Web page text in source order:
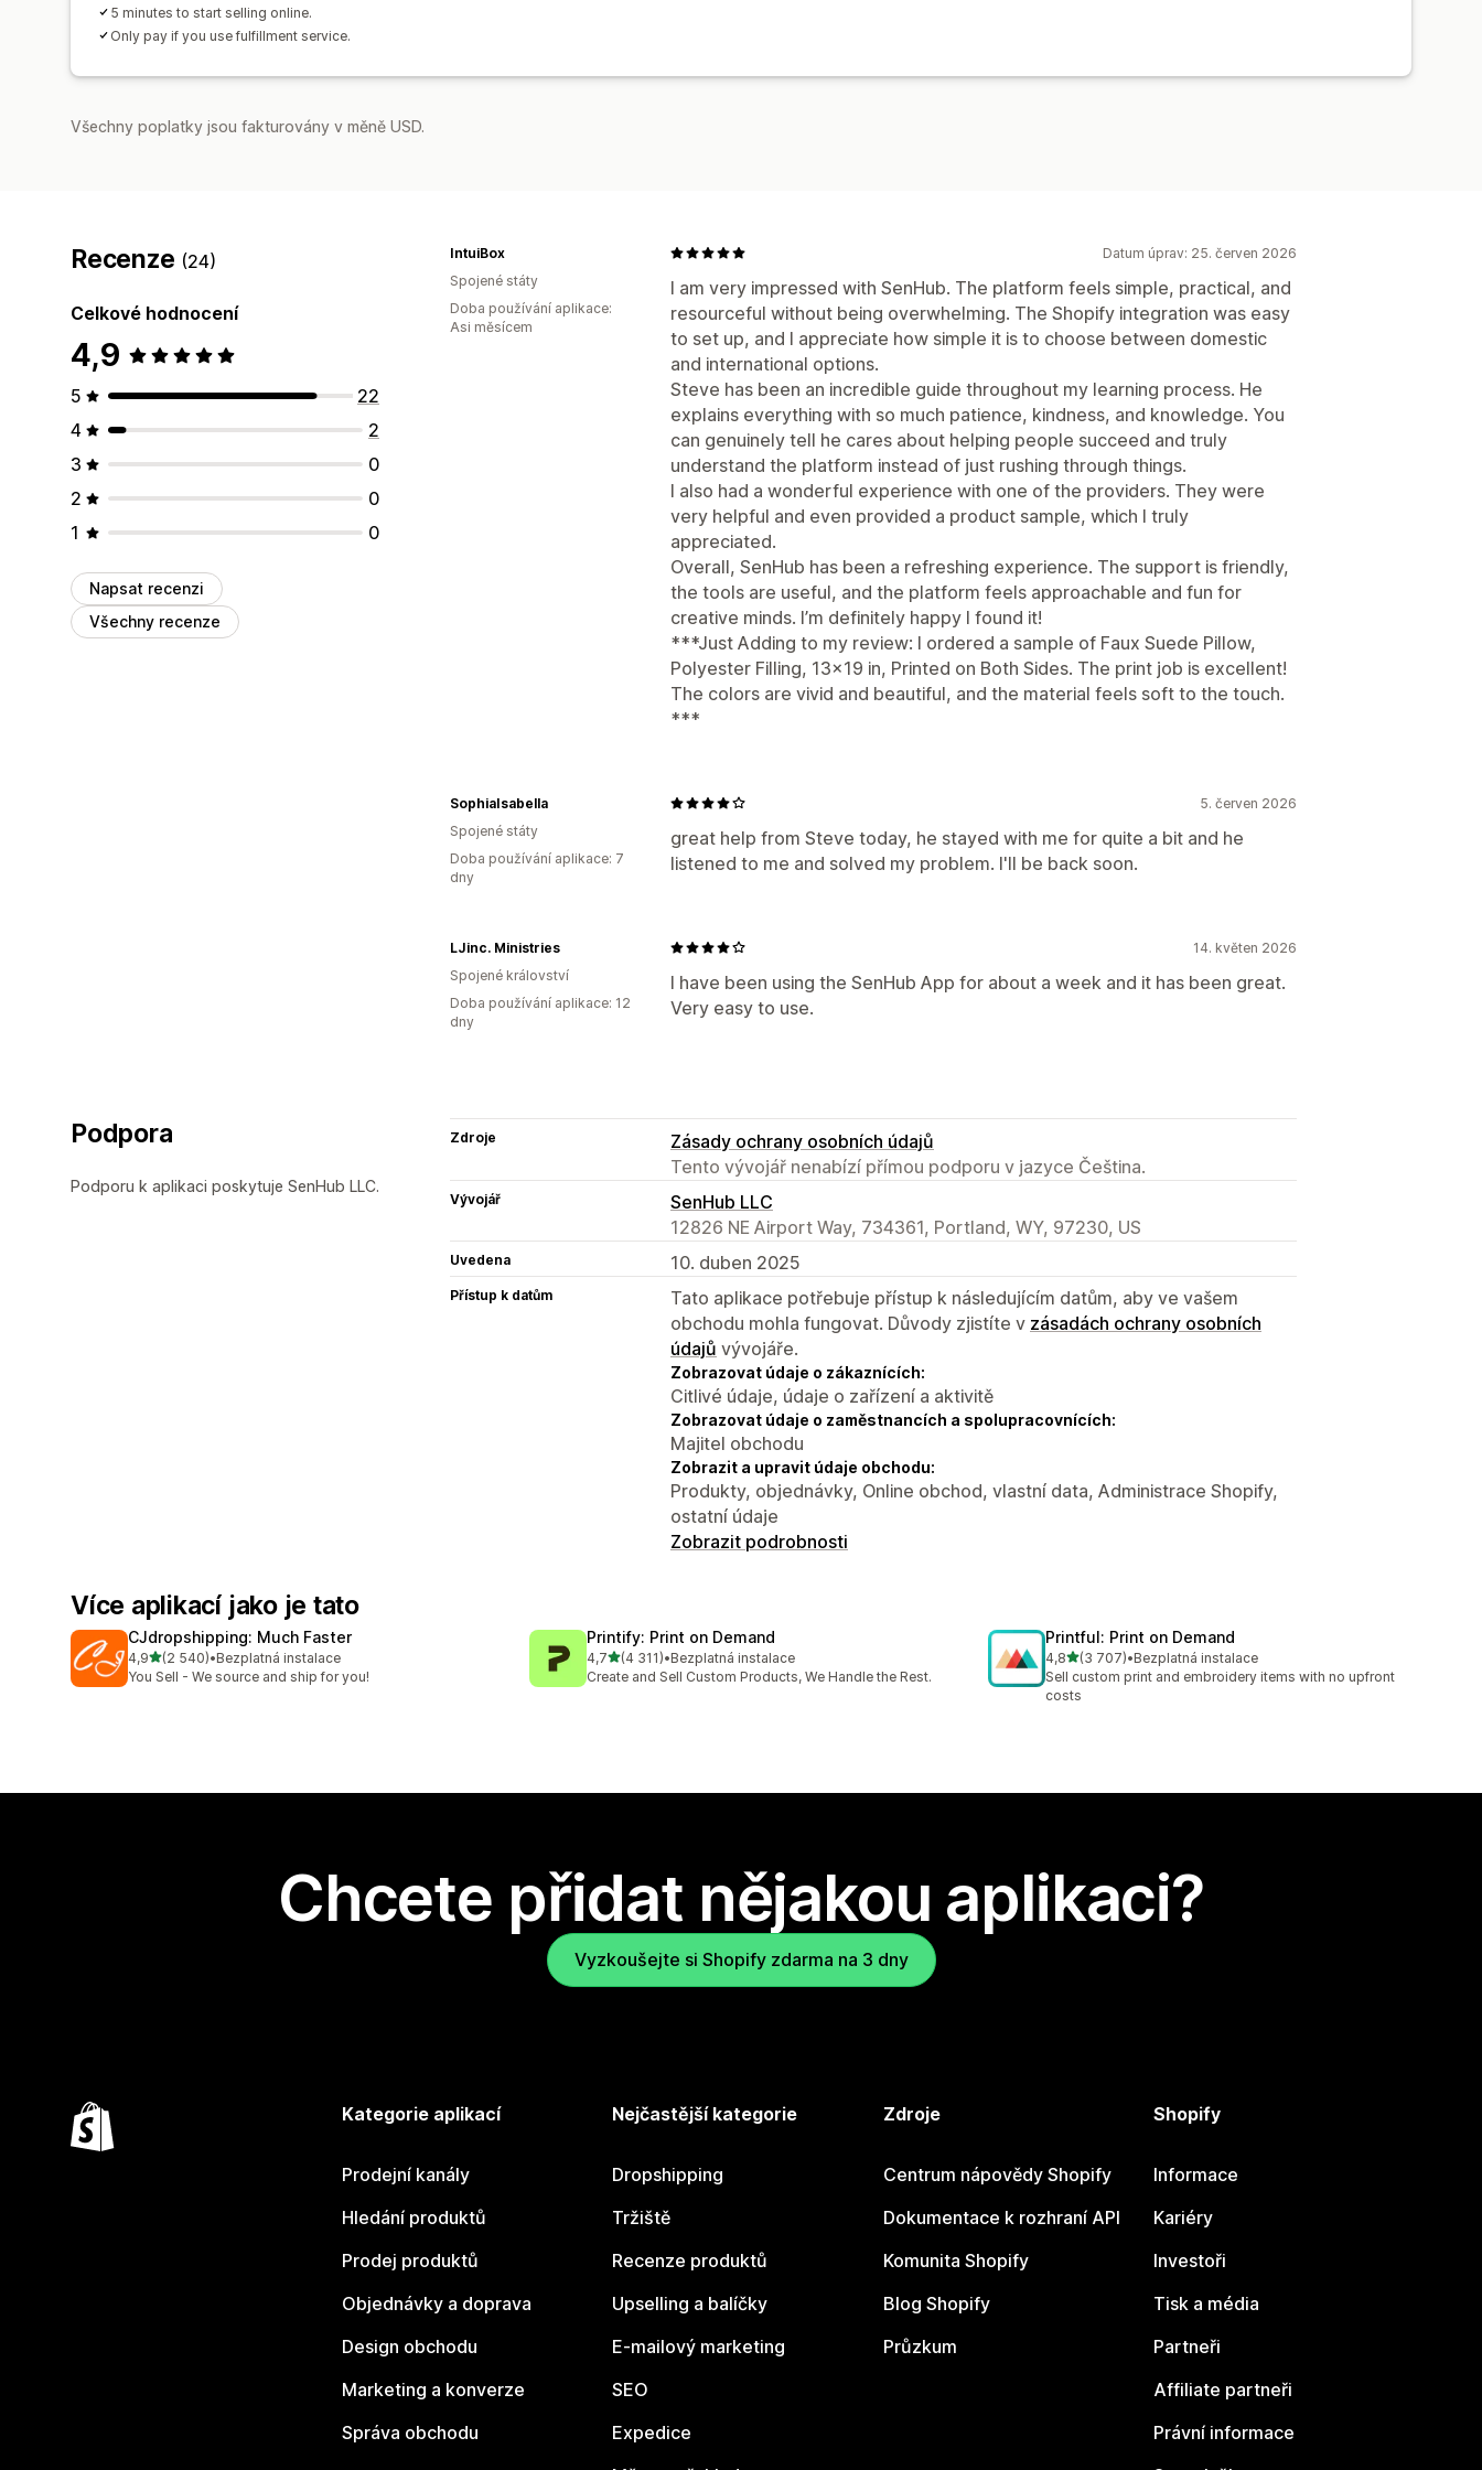
5 minutes to start selling online.
Only pay if you use fulfillment service.
Všechny poplatky jsou fakturovány v měně USD.
Recenze (24)
Celkové hodnocení
4,9
5
22
4
2
3
0
2
0
1
0
Napsat recenzi
Všechny recenze
Datum úprav: 25. červen 2026
I am very impressed with SenHub. The platform feels simple, practical, and
resourceful without being overwhelming. The Shopify integration was easy
to set up, and I appreciate how simple it is to choose between domestic
and international options.
Steve has been an incredible guide throughout my learning process. He
explains everything with so much patience, kindness, and knowledge. You
can genuinely tell he cares about helping people succeed and truly
understand the platform instead of just rushing through things.
I also had a wonderful experience with one of the providers. They were
very helpful and even provided a product sample, which I truly
appreciated.
Overall, SenHub has been a refreshing experience. The support is friendly,
the tools are useful, and the platform feels approachable and fun for
creative minds. I’m definitely happy I found it!
***Just Adding to my review: I ordered a sample of Faux Suede Pillow,
Polyester Filling, 13x19 in, Printed on Both Sides. The print job is excellent!
The colors are vivid and beautiful, and the material feels soft to the touch.
***
IntuiBox
Spojené státy
Doba používání aplikace:
Asi měsícem
5. červen 2026
great help from Steve today, he stayed with me for quite a bit and he
listened to me and solved my problem. I'll be back soon.
SophiaIsabella
Spojené státy
Doba používání aplikace: 7
dny
14. květen 2026
I have been using the SenHub App for about a week and it has been great.
Very easy to use.
LJinc. Ministries
Spojené království
Doba používání aplikace: 12
dny
Podpora
Podporu k aplikaci poskytuje SenHub LLC.
Zdroje
Zásady ochrany osobních údajů
Tento vývojář nenabízí přímou podporu v jazyce Čeština.
Vývojář
SenHub LLC
12826 NE Airport Way, 734361, Portland, WY, 97230, US
Uvedena 10. duben 2025
Přístup k datům
Tato aplikace potřebuje přístup k následujícím datům, aby ve vašem
obchodu mohla fungovat. Důvody zjistíte v zásadách ochrany osobních
údajů vývojáře.
Zobrazovat údaje o zákaznících:
Citlivé údaje, údaje o zařízení a aktivitě
Zobrazovat údaje o zaměstnancích a spolupracovnících:
Majitel obchodu
Zobrazit a upravit údaje obchodu:
Produkty, objednávky, Online obchod, vlastní data, Administrace Shopify,
ostatní údaje
Zobrazit podrobnosti
Více aplikací jako je tato
CJdropshipping: Much Faster
4,9z 5 hvězd
(2 540)
Celkový počet recenzí: 2540
•Bezplatná instalace
You Sell - We source and ship for you!
Printify: Print on Demand
4,7z 5 hvězd
(4 311)
Celkový počet recenzí: 4311
•Bezplatná instalace
Create and Sell Custom Products, We Handle the Rest.
Printful: Print on Demand
4,8z 5 hvězd
(3 707)
Celkový počet recenzí: 3707
•Bezplatná instalace
Sell custom print and embroidery items with no upfront
costs
Chcete přidat nějakou aplikaci?
Vyzkoušejte si Shopify zdarma na 3 dny
Kategorie aplikací
Prodejní kanály
Hledání produktů
Prodej produktů
Objednávky a doprava
Design obchodu
Marketing a konverze
Správa obchodu
Nejčastější kategorie
Dropshipping
Tržiště
Recenze produktů
Upselling a balíčky
E-mailový marketing
SEO
Expedice
Zdroje
Centrum nápovědy Shopify
Dokumentace k rozhraní API
Komunita Shopify
Blog Shopify
Průzkum
Shopify
Informace
Kariéry
Investoři
Tisk a média
Partneři
Affiliate partneři
Právní informace